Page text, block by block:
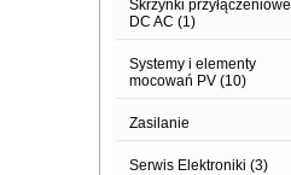
Skrzynki przyłączeniowe
DC AC (1)
Systemy i elementy
mocowań PV (10)
Zasilanie
Serwis Elektroniki (3)